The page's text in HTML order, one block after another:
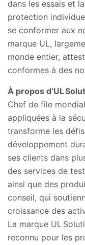
dans les essais et
protection
se conformer aux
marque UL,
monde entier,
conformes à des
À propos d’UL
Chef de file
appliquées à la
transforme les
développement
ses clients dans
des services de
ainsi que des
conseil, qui
croissance des
La marque UL
reconnu pour les